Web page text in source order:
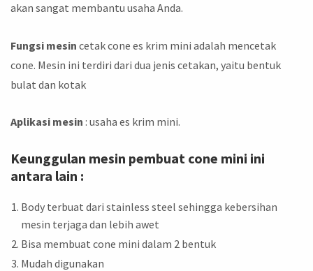
akan sangat membantu usaha Anda.
Fungsi mesin cetak cone es krim mini adalah mencetak
cone. Mesin ini terdiri dari dua jenis cetakan, yaitu bentuk
bulat dan kotak
Aplikasi mesin : usaha es krim mini.
Keunggulan mesin pembuat cone mini ini
antara lain :
Body terbuat dari stainless steel sehingga kebersihan
mesin terjaga dan lebih awet
Bisa membuat cone mini dalam 2 bentuk
Mudah digunakan